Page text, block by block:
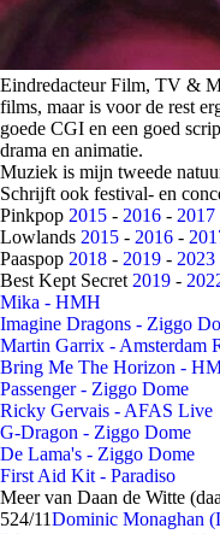
Eindredacteur Film, TV &
films, maar is voor de rest
goede CGI en een goed
drama en animatie.
Muziek is mijn tweede
Schrijft ook festival- en
Pinkpop 2015 - 2016 - 2017
Lowlands 2015 - 2016 -
Paaspop 2018 - 2019 - 2023
Best Kept Secret 2019 -
Mika - HMH
Imagine Dragons - Ziggo
Martin Garrix - Amsterdam
Bring Me The Horizon -
Passenger - Ziggo Dome
Ricky Gervais - AFAS Live
G-Dragon - Ziggo Dome
De Lama's - Ziggo Dome
First Aid Kit - Paradiso
Meer van Daan de Witte
524/11Dominic Monaghan